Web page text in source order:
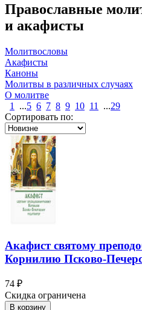
Православные
и акафисты
Молитвословы
Акафисты
Каноны
Молитвы в различных случаях
О молитве
1
...5 6 7 8 9 10 11 ...29
Сортировать по:
Акафист святому
Корнилию Псково-
74 ₽
Скидка ограничена
В корзину